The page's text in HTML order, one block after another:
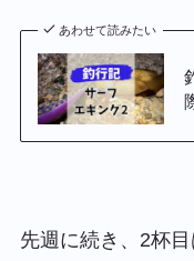
あわせて読みたい
先週に続き、2杯